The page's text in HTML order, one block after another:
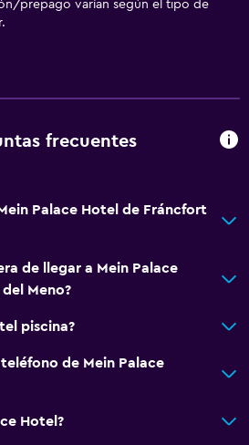
prepago varían según el tipo de
frecuentes
Palace Hotel de Fráncfort
de llegar a Mein Palace
Meno?
piscina?
de Mein Palace
Hotel?